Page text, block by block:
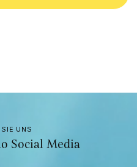
UNS
Social Media